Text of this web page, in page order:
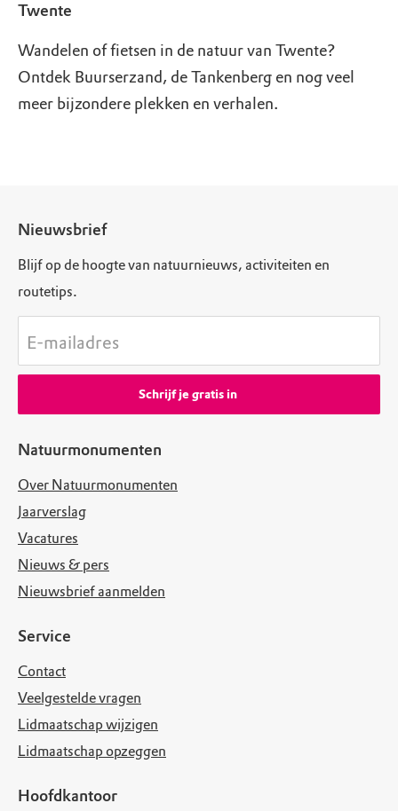
Twente
Wandelen of fietsen in de natuur van Twente?
Ontdek Buurserzand, de Tankenberg en nog veel
meer bijzondere plekken en verhalen.
Natuurmonumenten
Over Natuurmonumenten
Jaarverslag
Vacatures
Nieuws & pers
Nieuwsbrief aanmelden
Service
Contact
Veelgestelde vragen
Lidmaatschap wijzigen
Lidmaatschap opzeggen
Hoofdkantoor
Nieuwsbrief
Blijf op de hoogte van natuurnieuws, activiteiten en
routetips.
E-mailadres
Schrijf je gratis in